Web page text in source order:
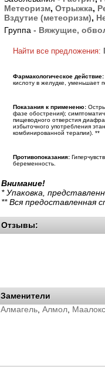
Метеоризм, Отрыжка,
Вздутие (метеоризм),
Группа - Вяжущие,
Найти все предложения:
Фармакологическое действие:
кислоту в желудке, уменьшает
Показания к примененю:
фазе обострения);
пищеводного отверстия
избыточного употребления
комбинированной терапии). **
Противопоказания:
беременность.
Внимание!
* Упаковка,
** Вся предоставленная
Отзывы:
Заменители
Алмагель, Алмол, Маалокс